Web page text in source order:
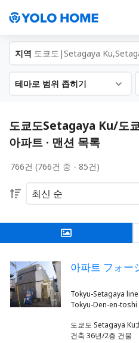
지역 도쿄도|Setagaya
테마로 범위 좁히기
도쿄도Setagaya Ku/도
아파트 · 맨션 목록
766건 (766건 중 - 85건)
아파트 フォー
Tokyu-Setagaya
도쿄도 Setagaya Ku
건축 36년/2층 건물